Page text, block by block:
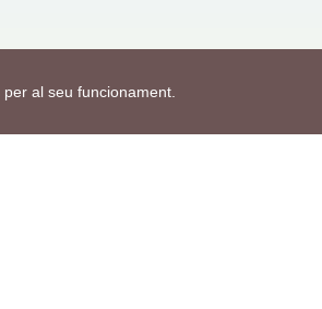
al seu funcionament.
Avís de cookies
privacitat
Avís legal
cdnet